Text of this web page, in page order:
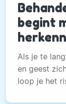
begint
Als je te
en geest
loop je het